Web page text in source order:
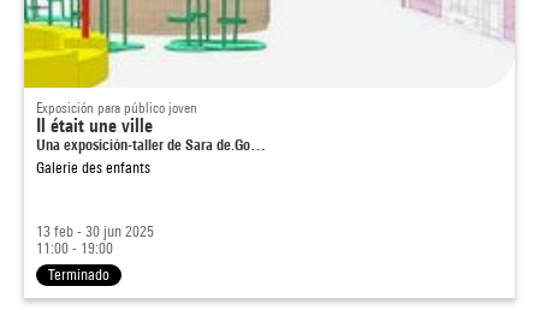
Exposición para público joven
Il était une ville
Una exposición-taller de Sara de.Go…
Galerie des enfants
13 feb - 30 jun 2025
11:00 - 19:00
Terminado